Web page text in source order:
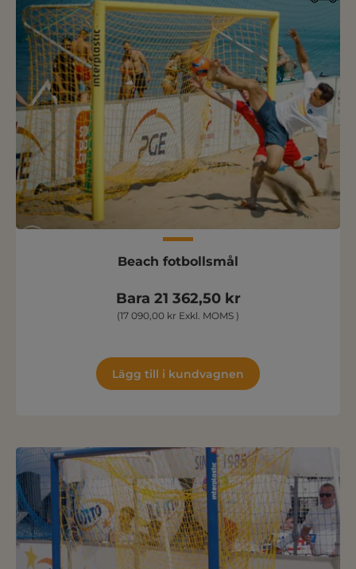
Beach fotbollsmål
Bara 21 362,50 kr
(17 090,00 kr Exkl. MOMS )
Lägg till i kundvagnen